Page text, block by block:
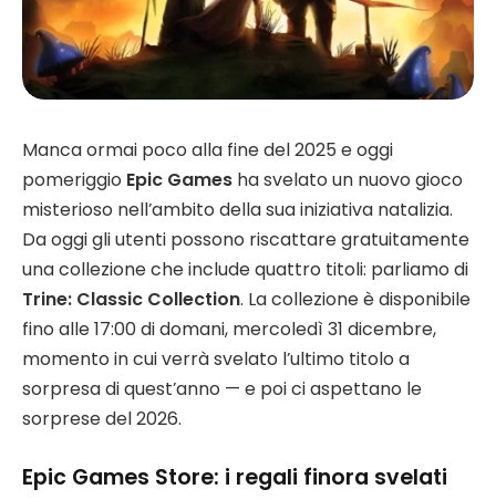
Manca ormai poco alla fine del 2025 e oggi
pomeriggio Epic Games ha svelato un nuovo gioco
misterioso nell’ambito della sua iniziativa natalizia.
Da oggi gli utenti possono riscattare gratuitamente
una collezione che include quattro titoli: parliamo di
Trine: Classic Collection. La collezione è disponibile
fino alle 17:00 di domani, mercoledì 31 dicembre,
momento in cui verrà svelato l’ultimo titolo a
sorpresa di quest’anno — e poi ci aspettano le
sorprese del 2026.
Epic Games Store: i regali finora svelati